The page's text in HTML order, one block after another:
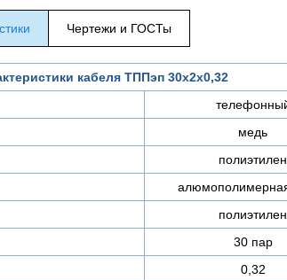
Чертежи и ГОСТы
кабеля ТППэп 30х2х0,32
медь
полиэтилен
полиэтилен
30 пар
0,32